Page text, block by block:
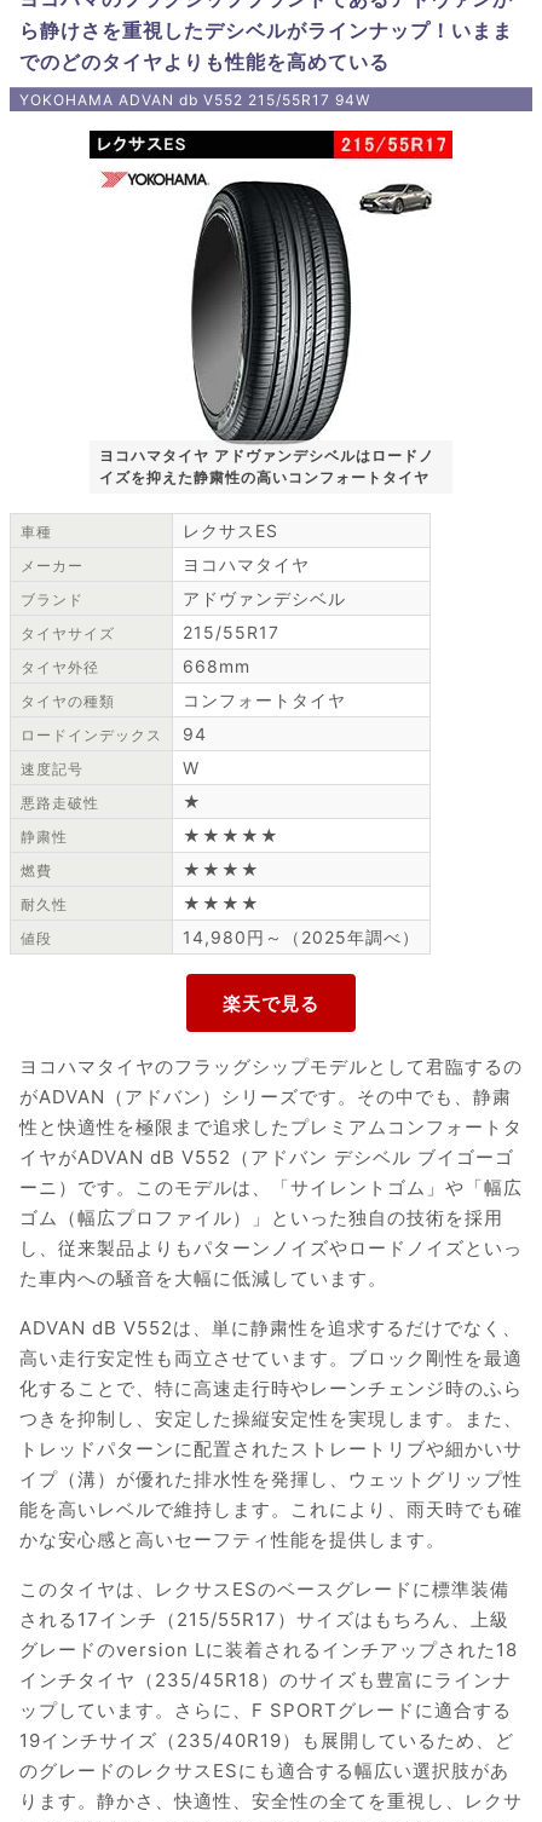
ら静けさを重視したデシベルがラインナップ！いまま
でのどのタイヤよりも性能を高めている
YOKOHAMA ADVAN db V552 215/55R17 94W
ヨコハマタイヤ アドヴァンデシベルはロードノ
イズを抑えた静粛性の高いコンフォートタイヤ
車種 レクサスES
メーカー ヨコハマタイヤ
ブランド アドヴァンデシベル
タイヤサイズ 215/55R17
タイヤ外径 668mm
タイヤの種類 コンフォートタイヤ
ロードインデックス 94
速度記号 W
悪路走破性 ★
静粛性 ★★★★★
燃費 ★★★★
耐久性 ★★★★
値段 14,980円～（2025年調べ）
ヨコハマタイヤのフラッグシップモデルとして君臨するの
がADVAN（アドバン）シリーズです。その中でも、静粛
性と快適性を極限まで追求したプレミアムコンフォートタ
イヤがADVAN dB V552（アドバン デシベル ブイゴーゴ
ーニ）です。このモデルは、「サイレントゴム」や「幅広
ゴム（幅広プロファイル）」といった独自の技術を採用
し、従来製品よりもパターンノイズやロードノイズといっ
た車内への騒音を大幅に低減しています。
ADVAN dB V552は、単に静粛性を追求するだけでなく、
高い走行安定性も両立させています。ブロック剛性を最適
化することで、特に高速走行時やレーンチェンジ時のふら
つきを抑制し、安定した操縦安定性を実現します。また、
トレッドパターンに配置されたストレートリブや細かいサ
イプ（溝）が優れた排水性を発揮し、ウェットグリップ性
能を高いレベルで維持します。これにより、雨天時でも確
かな安心感と高いセーフティ性能を提供します。
このタイヤは、レクサスESのベースグレードに標準装備
される17インチ（215/55R17）サイズはもちろん、上級
グレードのversion Lに装着されるインチアップされた18
インチタイヤ（235/45R18）のサイズも豊富にラインナ
ップしています。さらに、F SPORTグレードに適合する
19インチサイズ（235/40R19）も展開しているため、ど
のグレードのレクサスESにも適合する幅広い選択肢があ
ります。静かさ、快適性、安全性の全てを重視し、レクサ